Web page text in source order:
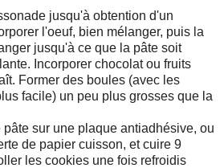
jusqu'à obtention d'un
l'oeuf, bien mélanger, puis la
jusqu'à ce que la pâte soit
Incorporer chocolat ou fruits
Former des boules (avec les
facile) un peu plus grosses que la
sur une plaque antiadhésive, ou
de papier cuisson, et cuire 9
les cookies une fois refroidis